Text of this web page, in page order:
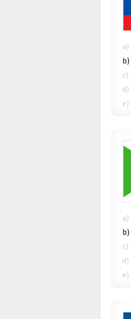
a)
b)
c)
d)
e)
a)
b)
c)
d)
e)